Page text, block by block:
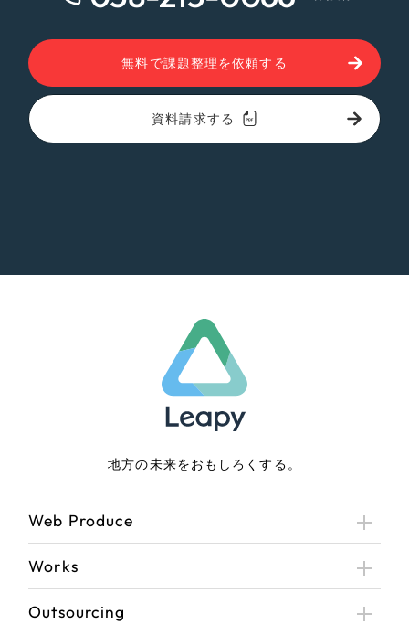
無料で課題整理を依頼する
資料請求する
地方の未来をおもしろくする。
Web Produce
Works
Outsourcing